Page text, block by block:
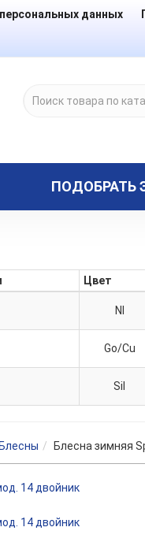
данных
ПОДОБРАТЬ
Цвет
NI
Go/Cu
Sil
Блесны Блесна зимняя